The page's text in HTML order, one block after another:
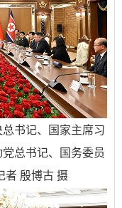
书记、国家主席习
总书记、国务委员
者 殷博古 摄